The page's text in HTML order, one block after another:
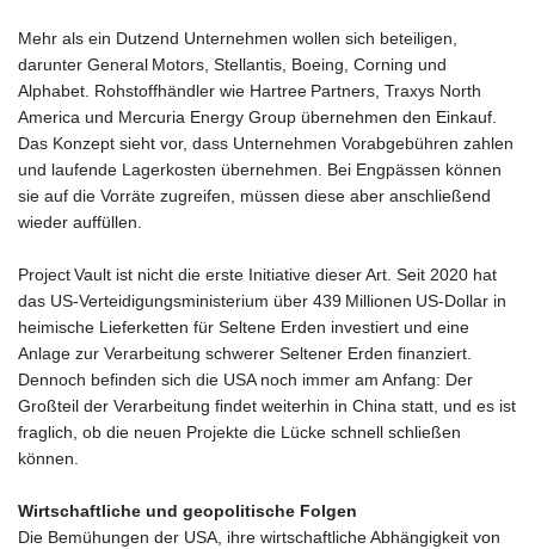
Mehr als ein Dutzend Unternehmen wollen sich beteiligen,
darunter General Motors, Stellantis, Boeing, Corning und
Alphabet. Rohstoffhändler wie Hartree Partners, Traxys North
America und Mercuria Energy Group übernehmen den Einkauf.
Das Konzept sieht vor, dass Unternehmen Vorabgebühren zahlen
und laufende Lagerkosten übernehmen. Bei Engpässen können
sie auf die Vorräte zugreifen, müssen diese aber anschließend
wieder auffüllen.
Project Vault ist nicht die erste Initiative dieser Art. Seit 2020 hat
das US‑Verteidigungsministerium über 439 Millionen US‑Dollar in
heimische Lieferketten für Seltene Erden investiert und eine
Anlage zur Verarbeitung schwerer Seltener Erden finanziert.
Dennoch befinden sich die USA noch immer am Anfang: Der
Großteil der Verarbeitung findet weiterhin in China statt, und es ist
fraglich, ob die neuen Projekte die Lücke schnell schließen
können.
Wirtschaftliche und geopolitische Folgen
Die Bemühungen der USA, ihre wirtschaftliche Abhängigkeit von